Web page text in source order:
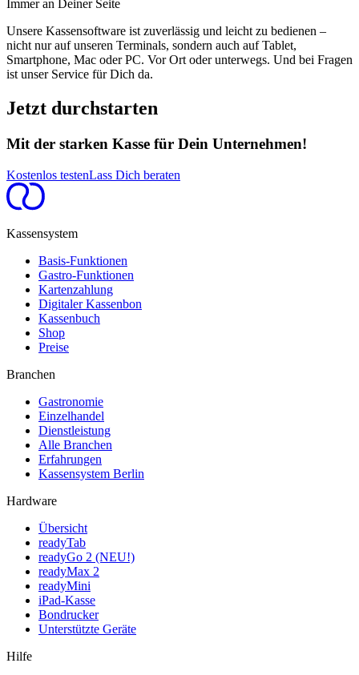
Immer an Deiner Seite
Unsere Kassensoftware ist zuverlässig und leicht zu bedienen –
nicht nur auf unseren Terminals, sondern auch auf Tablet,
Smartphone, Mac oder PC. Vor Ort oder unterwegs. Und bei Fragen
ist unser Service für Dich da.
Jetzt durchstarten
Mit der starken Kasse für Dein Unternehmen!
Kostenlos testenLass Dich beraten
Kassensystem
Basis-Funktionen
Gastro-Funktionen
Kartenzahlung
Digitaler Kassenbon
Kassenbuch
Shop
Preise
Branchen
Gastronomie
Einzelhandel
Dienstleistung
Alle Branchen
Erfahrungen
Kassensystem Berlin
Hardware
Übersicht
readyTab
readyGo 2 (NEU!)
readyMax 2
readyMini
iPad-Kasse
Bondrucker
Unterstützte Geräte
Hilfe